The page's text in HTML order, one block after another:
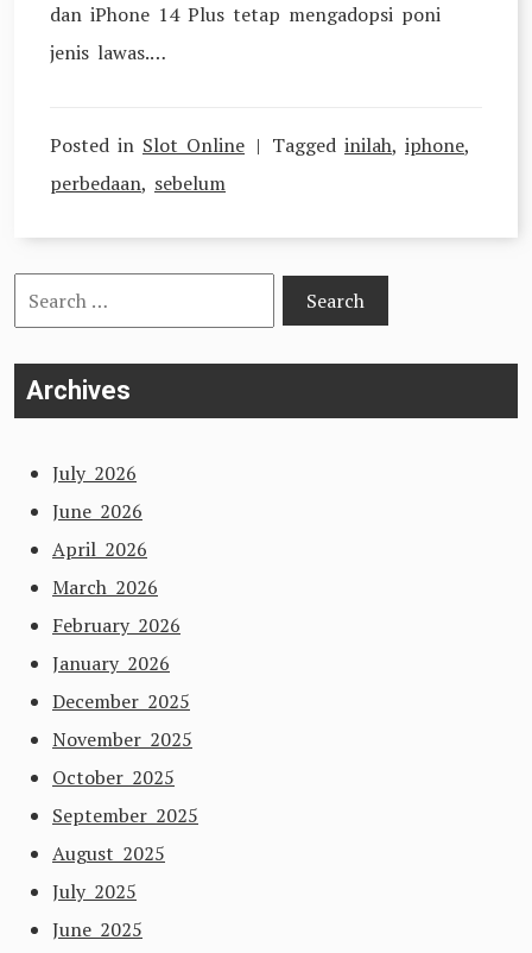
dan iPhone 14 Plus tetap mengadopsi poni
jenis lawas.…
Posted in Slot Online Tagged inilah, iphone,
perbedaan, sebelum
Search
for:
Archives
July 2026
June 2026
April 2026
March 2026
February 2026
January 2026
December 2025
November 2025
October 2025
September 2025
August 2025
July 2025
June 2025